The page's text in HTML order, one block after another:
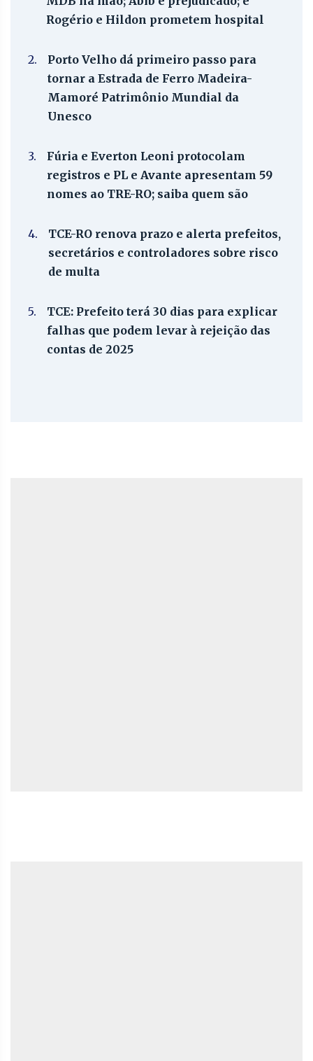
Rogério e Hildon prometem hospital
2.
Porto Velho dá primeiro passo para
tornar a Estrada de Ferro Madeira-
Mamoré Patrimônio Mundial da
Unesco
3.
Fúria e Everton Leoni protocolam
registros e PL e Avante apresentam 59
nomes ao TRE-RO; saiba quem são
4.
TCE-RO renova prazo e alerta prefeitos,
secretários e controladores sobre risco
de multa
5.
TCE: Prefeito terá 30 dias para explicar
falhas que podem levar à rejeição das
contas de 2025